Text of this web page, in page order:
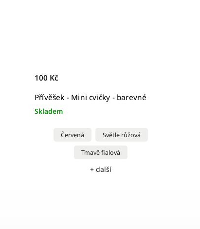
Přívěšek - Mini cvičky - barevné
Skladem
100 Kč
Červená Světle růžová
Tmavě fialová
+ další